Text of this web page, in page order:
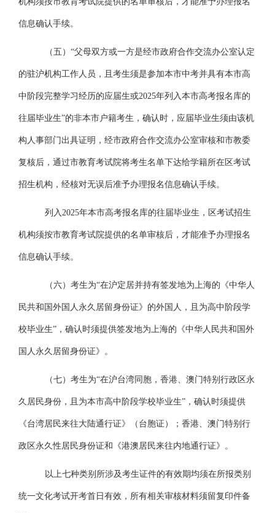
信息确认手续。
（五） “父母双方或一方是经市政府合作交流办公室认定
的驻沪机构工作人员，且考生须是参加本市中考并具有本市高
中阶段完整学习经历的应届生或2025年列入本市高考报名库的
往届毕业生”的非本市户籍考生，确认时，应届毕业生须由该机
构人事部门出具证明，经市政府合作交流办公室审核和市教委
复核后，通过市教育考试院将考生名单下达给学籍所在区考试
招生机构，经核对无误后准予办理报名信息确认手续。
列入2025年本市高考报名库的往届毕业生，区考试招生
机构须按市教育考试院提供的名单审核后，才能准予办理报名
信息确认手续。
（六）考生为“在沪定居并持有签发地为上海的《中华人
民共和国外国人永久居留身份证》的外国人，且为高中阶段学
校毕业生”，确认时须提供签发地为上海的《中华人民共和国外
国人永久居留身份证》。
（七）考生为“在沪台湾同胞，香港、澳门特别行政区永
久居民身份，且为本市高中阶段学校毕业生”，确认时须提供
《台湾居民来往大陆通行证》（台胞证）；香港、澳门特别行
政区永久性居民身份证和《港澳居民来往内地通行证》。
以上七种类别所涉及考生证件的有效期均须在所报类别
统一文化考试开考首日有效，所有相关审核材料须留复印件备